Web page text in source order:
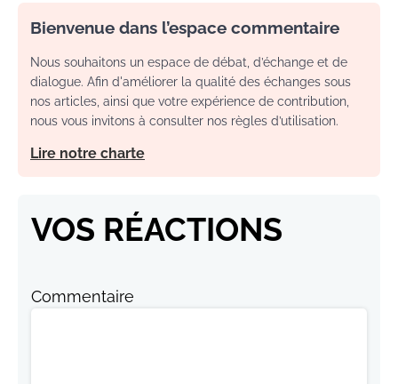
Bienvenue dans l’espace commentaire
Nous souhaitons un espace de débat, d’échange et de
dialogue. Afin d'améliorer la qualité des échanges sous
nos articles, ainsi que votre expérience de contribution,
nous vous invitons à consulter nos règles d’utilisation.
Lire notre charte
VOS RÉACTIONS
Commentaire